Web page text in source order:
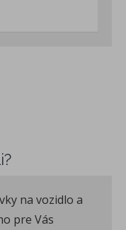
na vozidlo a
pre Vás